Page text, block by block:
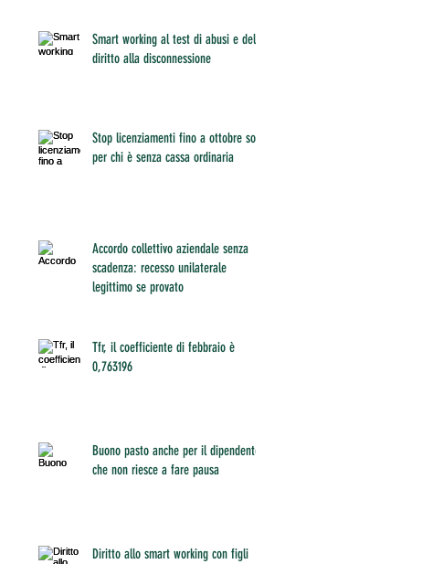
Smart working al test di abusi e del
diritto alla disconnessione
Stop licenziamenti fino a ottobre solo
per chi è senza cassa ordinaria
Accordo collettivo aziendale senza
scadenza: recesso unilaterale
legittimo se provato
Tfr, il coefficiente di febbraio è
0,763196
Buono pasto anche per il dipendente
che non riesce a fare pausa
Diritto allo smart working con figli